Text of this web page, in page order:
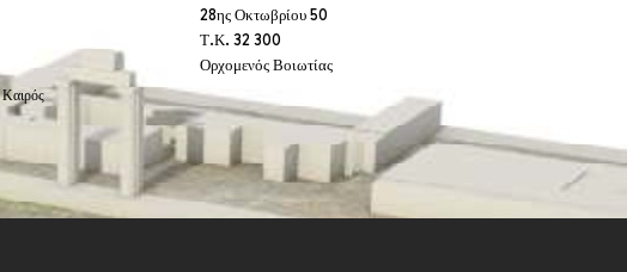
Καιρός
28ης Οκτωβρίου 50
Τ.Κ. 32 300
Ορχομενός Βοιωτίας